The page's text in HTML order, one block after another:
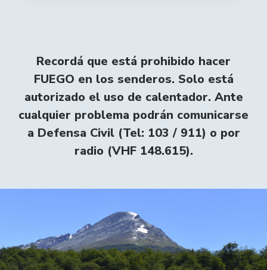
Recordá que está prohibido hacer
FUEGO en los senderos. Solo está
autorizado el uso de calentador. Ante
cualquier problema podrán comunicarse
a Defensa Civil (Tel: 103 / 911) o por
radio (VHF 148.615).